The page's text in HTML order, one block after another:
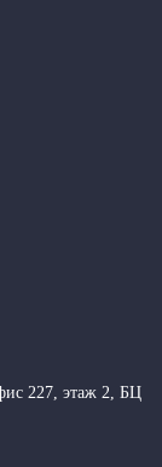
227, этаж 2, БЦ